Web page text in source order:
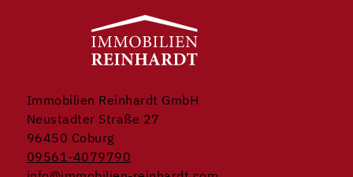
Immobilien Reinhardt GmbH
Neustadter Straße 27
96450 Coburg
09561-4079790